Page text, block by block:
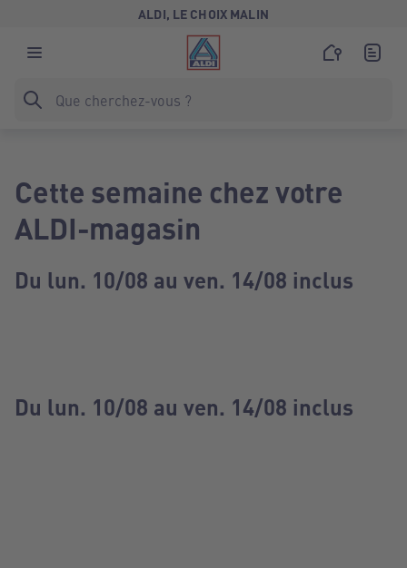
ALDI, LE CHOIX MALIN
Cette semaine chez votre
ALDI-magasin
Du lun. 10/08 au ven. 14/08 inclus
Du lun. 10/08 au ven. 14/08 inclus